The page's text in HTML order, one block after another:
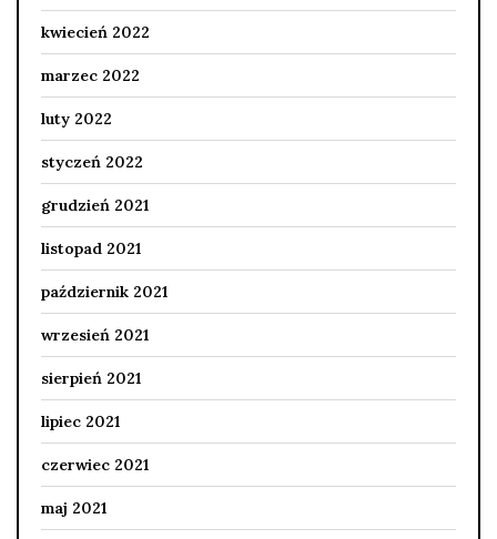
kwiecień 2022
marzec 2022
luty 2022
styczeń 2022
grudzień 2021
listopad 2021
październik 2021
wrzesień 2021
sierpień 2021
lipiec 2021
czerwiec 2021
maj 2021